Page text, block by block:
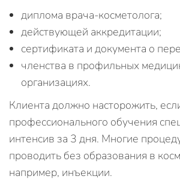
диплома врача-косметолога;
действующей аккредитации;
сертификата и документа о
членства в профильных
организациях.
Клиента должно насторожить,
профессионального обучения
интенсив за 3 дня. Многие
проводить без образования в
например, инъекции.